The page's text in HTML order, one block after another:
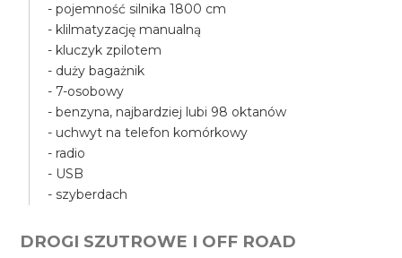
- pojemność silnika 1800 cm
- klilmatyzację manualną
- kluczyk zpilotem
- duży bagażnik
- 7-osobowy
- benzyna, najbardziej lubi 98 oktanów
- uchwyt na telefon komórkowy
- radio
- USB
- szyberdach
DROGI SZUTROWE I OFF ROAD